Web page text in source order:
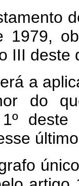
de
1979,
III deste
a
do